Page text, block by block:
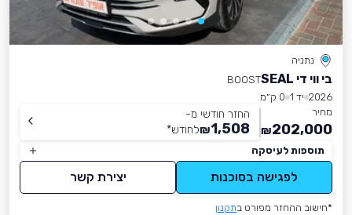
נתניה
בי ווי די SEAL
BOOST
2026 יד 1
0 ק״מ
מחיר
202,000
₪
החזר חודשי מ-
1,508
₪לחודש*
תוספות לעיסקה
לפגישה בסוכנות יצירת קשר
*חישוב ההחזר מפורט בתקנון